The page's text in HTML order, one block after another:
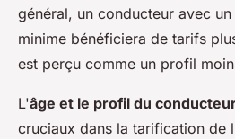
général, un conducteur avec
minime bénéficiera de tarifs
est perçu comme un profil
L'âge et le profil du
cruciaux dans la tarification de